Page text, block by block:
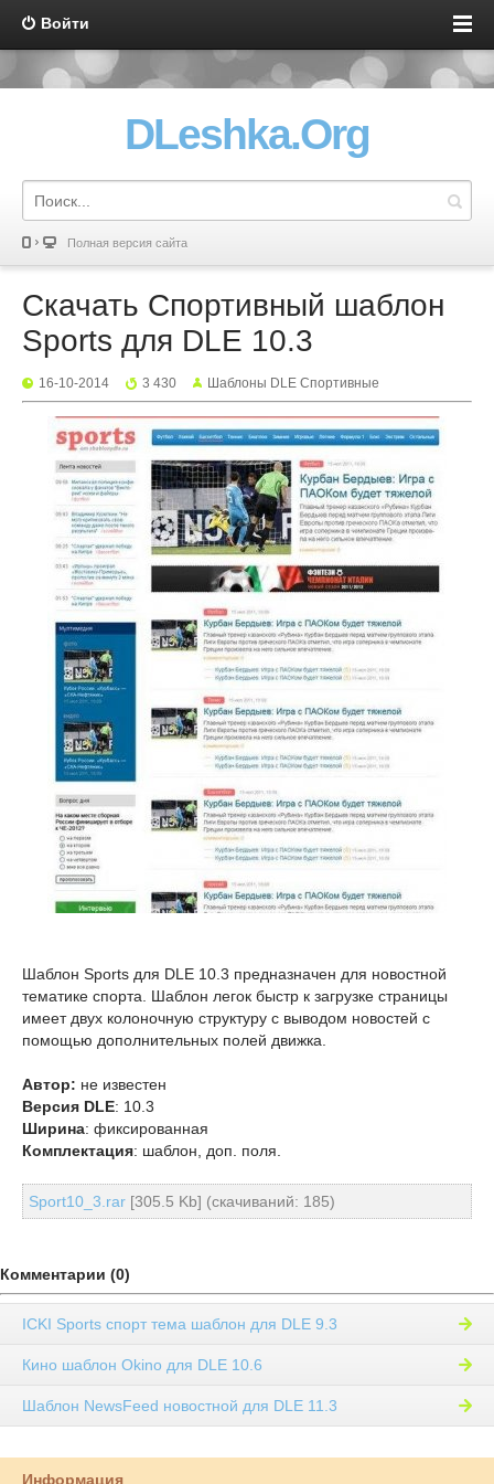
Войти
DLeshka.Org
Полная версия сайта
Скачать Спортивный шаблон
Sports для DLE 10.3
16-10-2014 3 430 Шаблоны DLE Спортивные
Шаблон Sports для DLE 10.3 предназначен для новостной
тематике спорта. Шаблон легок быстр к загрузке страницы
имеет двух колоночную структуру с выводом новостей с
помощью дополнительных полей движка.
Автор: не известен
Версия DLE: 10.3
Ширина: фиксированная
Комплектация: шаблон, доп. поля.
Sport10_3.rar [305.5 Kb] (cкачиваний: 185)
Комментарии (0)
ICKI Sports спорт тема шаблон для DLE 9.3
Кино шаблон Okino для DLE 10.6
Шаблон NewsFeed новостной для DLE 11.3
Информация